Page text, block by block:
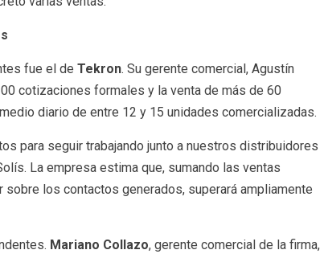
fue el de Tekron. Su gerente comercial, Agustín
cotizaciones formales y la venta de más de 60
diario de entre 12 y 15 unidades comercializadas.
para seguir trabajando junto a nuestros distribuidores
La empresa estima que, sumando las ventas
los contactos generados, superará ampliamente
Mariano Collazo, gerente comercial de la firma,